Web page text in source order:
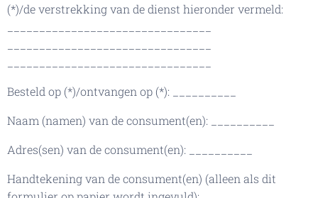
(*)/de verstrekking van de dienst hieronder vermeld:
Besteld op (*)/ontvangen op (*): __________
Naam (namen) van de consument(en): __________
Adres(sen) van de consument(en): __________
Handtekening van de consument(en) (alleen als dit